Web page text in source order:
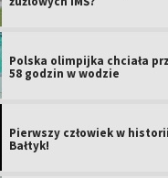
Polska olimpijka chciała
58 godzin w wodzie
Pierwszy człowiek w
Bałtyk!